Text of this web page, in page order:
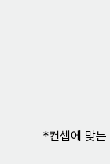
*컨셉에 맞